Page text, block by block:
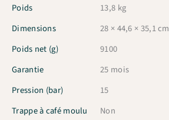
Poids
13,8 kg
Dimensions
28 × 44,6 × 35,1 cm
Poids net (g)
9100
Garantie
25 mois
Pression (bar)
15
Trappe à café moulu
Non